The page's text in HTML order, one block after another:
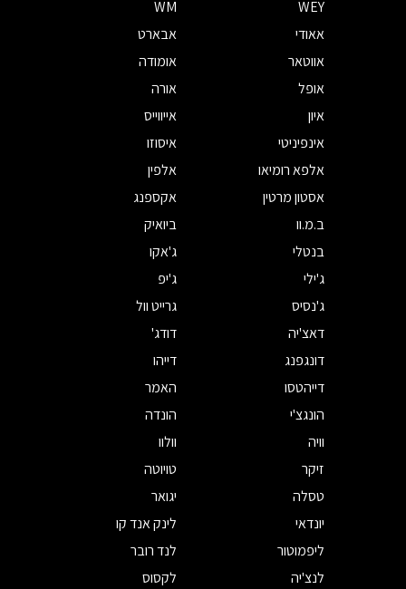
WEY
WM
אאודי
אבארט
אווטאר
אומודה
אופל
אורה
איון
אייווייס
אינפיניטי
איסוזו
אלפא רומיאו
אלפין
אסטון מרטין
אקספנג
ב.מ.וו
ביואיק
בנטלי
ג'אקו
ג'ילי
ג'יפ
ג'נסיס
גרייט וול
דאצ'יה
דודג'
דונגפנג
דייהו
דייהטסו
האמר
הונגצ'י
הונדה
וויה
וולוו
זיקר
טויוטה
טסלה
יגואר
יונדאי
לינק אנד קו
ליפמוטור
לנד רובר
לנצ'יה
לקסוס